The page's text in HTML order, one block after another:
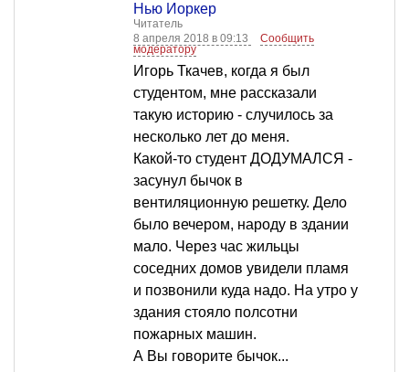
Нью Йоркер
Читатель
8 апреля 2018 в 09:13
Сообщить
модератору
Игорь Ткачев, когда я был
студентом, мне рассказали
такую историю - случилось за
несколько лет до меня.
Какой-то студент ДОДУМАЛСЯ -
засунул бычок в
вентиляционную решетку. Дело
было вечером, народу в здании
мало. Через час жильцы
соседних домов увидели пламя
и позвонили куда надо. На утро у
здания стояло полсотни
пожарных машин.
А Вы говорите бычок...